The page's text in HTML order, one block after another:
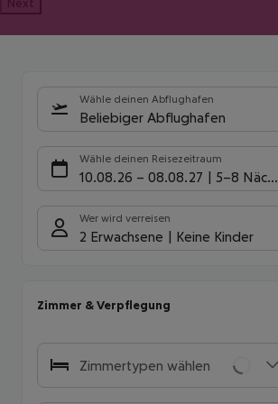
Wähle deinen Abflughafen
Beliebiger Abflughafen
Wähle deinen Reisezeitraum
10.08.26 – 08.08.27 5-8 Nächte
Wer wird verreisen
2 Erwachsene Keine Kinder
Zimmer & Verpflegung
Zimmertypen wählen